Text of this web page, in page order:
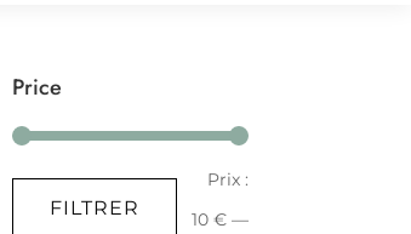
Price
Prix
min
Prix
max
FILTRER
Prix :
10 €—